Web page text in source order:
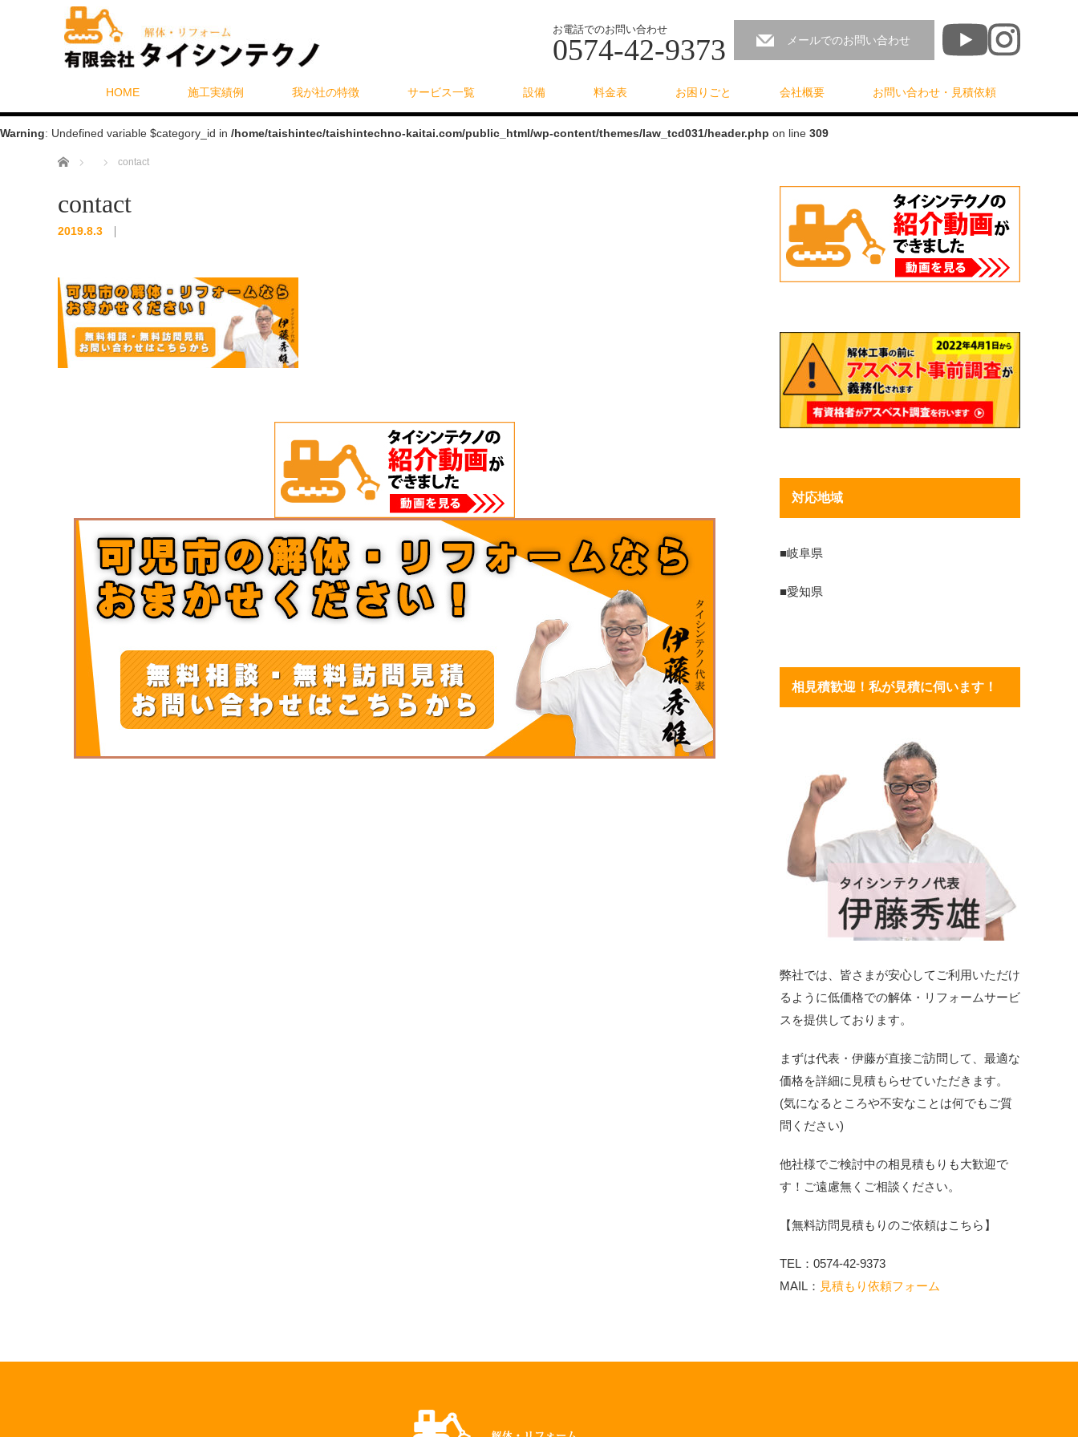
お電話でのお問い合わせ
0574-42-9373 メールでのお問い合わせ
HOME 施工実績例 我が社の特徴 サービス一覧 設備 料金表 お困りごと 会社概要 お問い合わせ・見積依頼
Warning: Undefined variable $category_id in /home/taishintec/taishintechno-kaitai.com/public_html/wp-content/themes/law_tcd031/header.php on line 309
ホーム contact
contact
2019.8.3
対応地域
■岐阜県
■愛知県
相見積歓迎！私が見積に伺います！
弊社では、皆さまが安心してご利用いただけ
るように低価格での解体・リフォームサービ
スを提供しております。
まずは代表・伊藤が直接ご訪問して、最適な
価格を詳細に見積もらせていただきます。
(気になるところや不安なことは何でもご質
問ください)
他社様でご検討中の相見積もりも大歓迎で
す！ご遠慮無くご相談ください。
【無料訪問見積もりのご依頼はこちら】
TEL：0574-42-9373
MAIL： 見積もり依頼フォーム